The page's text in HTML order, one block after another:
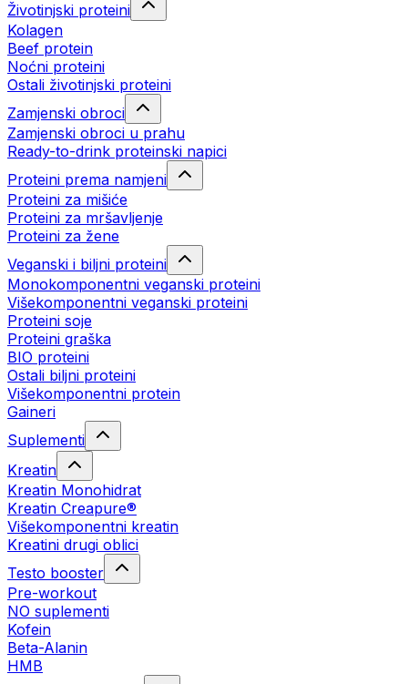
Životinjski proteini
Kolagen
Beef protein
Noćni proteini
Ostali životinjski proteini
Zamjenski obroci
Zamjenski obroci u prahu
Ready-to-drink proteinski napici
Proteini prema namjeni
Proteini za mišiće
Proteini za mršavljenje
Proteini za žene
Veganski i biljni proteini
Monokomponentni veganski proteini
Višekomponentni veganski proteini
Proteini soje
Proteini graška
BIO proteini
Ostali biljni proteini
Višekomponentni protein
Gaineri
Suplementi
Kreatin
Kreatin Monohidrat
Kreatin Creapure®
Višekomponentni kreatin
Kreatini drugi oblici
Testo booster
Pre-workout
NO suplementi
Kofein
Beta-Alanin
HMB